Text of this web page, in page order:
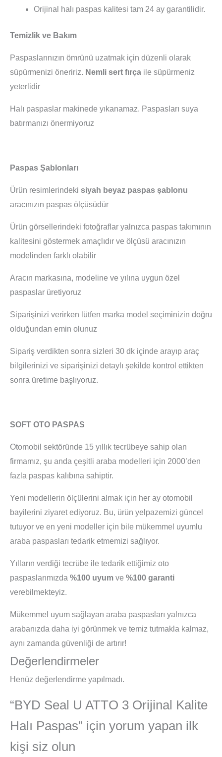
Orijinal halı paspas kalitesi tam 24 ay garantilidir.
Temizlik ve Bakım
Paspaslarınızın ömrünü uzatmak için düzenli olarak
süpürmenizi öneririz. Nemli sert fırça ile süpürmeniz
yeterlidir
Halı paspaslar makinede yıkanamaz. Paspasları suya
batırmanızı önermiyoruz
Paspas Şablonları
Ürün resimlerindeki siyah beyaz paspas şablonu
aracınızın paspas ölçüsüdür
Ürün görsellerindeki fotoğraflar yalnızca paspas takımının
kalitesini göstermek amaçlıdır ve ölçüsü aracınızın
modelinden farklı olabilir
Aracın markasına, modeline ve yılına uygun özel
paspaslar üretiyoruz
Siparişinizi verirken lütfen marka model seçiminizin doğru
olduğundan emin olunuz
Sipariş verdikten sonra sizleri 30 dk içinde arayıp araç
bilgilerinizi ve siparişinizi detaylı şekilde kontrol ettikten
sonra üretime başlıyoruz.
SOFT OTO PASPAS
Otomobil sektöründe 15 yıllık tecrübeye sahip olan
firmamız, şu anda çeşitli araba modelleri için 2000’den
fazla paspas kalıbına sahiptir.
Yeni modellerin ölçülerini almak için her ay otomobil
bayilerini ziyaret ediyoruz. Bu, ürün yelpazemizi güncel
tutuyor ve en yeni modeller için bile mükemmel uyumlu
araba paspasları tedarik etmemizi sağlıyor.
Yılların verdiği tecrübe ile tedarik ettiğimiz oto
paspaslarımızda %100 uyum ve %100 garanti
verebilmekteyiz.
Mükemmel uyum sağlayan araba paspasları yalnızca
arabanızda daha iyi görünmek ve temiz tutmakla kalmaz,
aynı zamanda güvenliği de artırır!
Değerlendirmeler
Henüz değerlendirme yapılmadı.
“BYD Seal U ATTO 3 Orijinal Kalite
Halı Paspas” için yorum yapan ilk
kişi siz olun